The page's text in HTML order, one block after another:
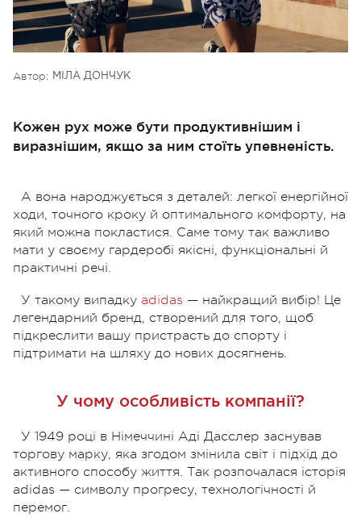
Автор: МІЛА ДОНЧУК
Кожен рух може бути продуктивнішим і
виразнішим, якщо за ним стоїть упевненість.
А вона народжується з деталей: легкої енергійної
ходи, точного кроку й оптимального комфорту, на
який можна покластися. Саме тому так важливо
мати у своєму гардеробі якісні, функціональні й
практичні речі.
У такому випадку adidas — найкращий вибір! Це
легендарний бренд, створений для того, щоб
підкреслити вашу пристрасть до спорту і
підтримати на шляху до нових досягнень.
У чому особливість компанії?
У 1949 році в Німеччині Аді Дасслер заснував
торгову марку, яка згодом змінила світ і підхід до
активного способу життя. Так розпочалася історія
adidas — символу прогресу, технологічності й
перемог.